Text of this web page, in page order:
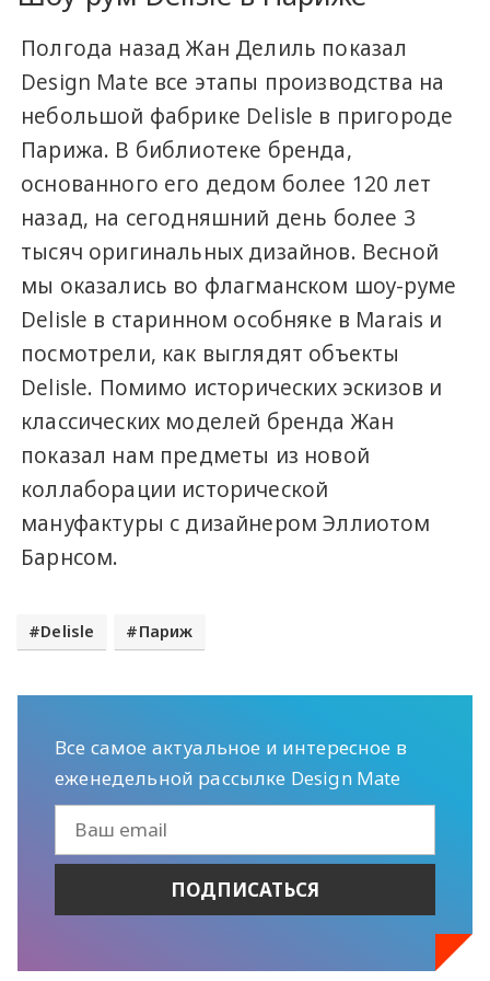
Полгода назад Жан Делиль показал
Design Mate все этапы производства на
небольшой фабрике Delisle в пригороде
Парижа. В библиотеке бренда,
основанного его дедом более 120 лет
назад, на сегодняшний день более 3
тысяч оригинальных дизайнов. Весной
мы оказались во флагманском шоу-руме
Delisle в старинном особняке в Marais и
посмотрели, как выглядят объекты
Delisle. Помимо исторических эскизов и
классических моделей бренда Жан
показал нам предметы из новой
коллаборации исторической
мануфактуры с дизайнером Эллиотом
Барнсом.
Delisle Париж
Все самое актуальное и интересное в
еженедельной рассылке Design Mate